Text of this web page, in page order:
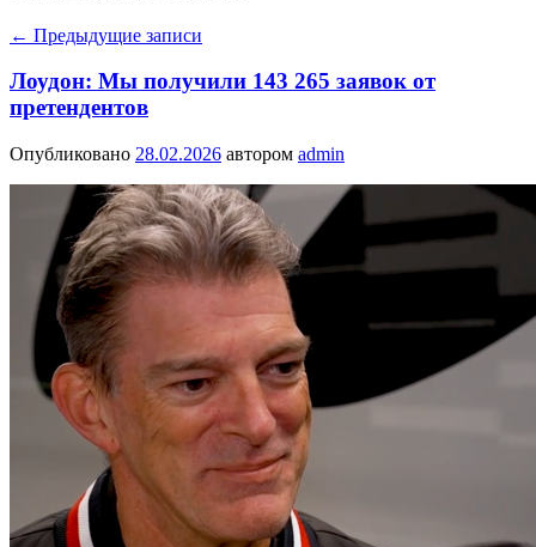
← Предыдущие записи
Лоудон: Мы получили 143 265 заявок от
претендентов
Опубликовано 28.02.2026 автором admin